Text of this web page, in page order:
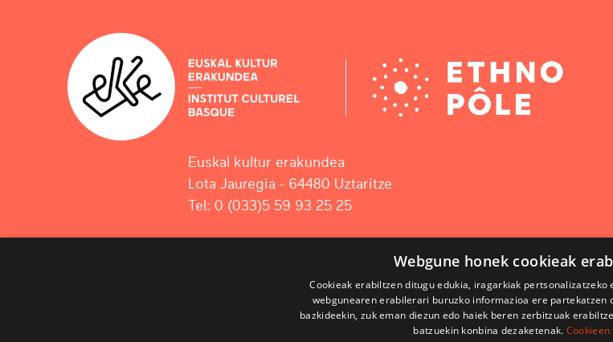
Euskal kultur erakundea
Lota Jauregia - 64480 Uztaritze
Tel: 0 (033)5 59 93 25 25
Webgune honek cookieak
Cookieak erabiltzen ditugu edukia, iragarkiak
webgunearen erabilerari buruzko informazioa ere partekatzen
bazkideekin, zuk eman diezun edo haiek beren zerbitzuak
batzuekin konbina dezaketenak. Cookieen